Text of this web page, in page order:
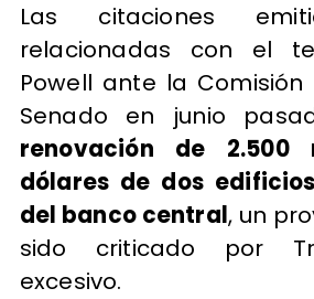
Las citaciones
relacionadas con el
Powell ante la
Senado en junio
renovación de 2.500
dólares de dos
del banco central, un
sido criticado por
excesivo.